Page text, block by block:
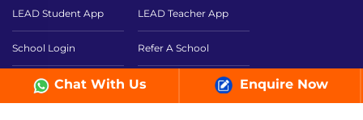
LEAD Student App LEAD Teacher App
School Login Refer A School
FAQs Teachers Login
Chat With Us Enquire Now